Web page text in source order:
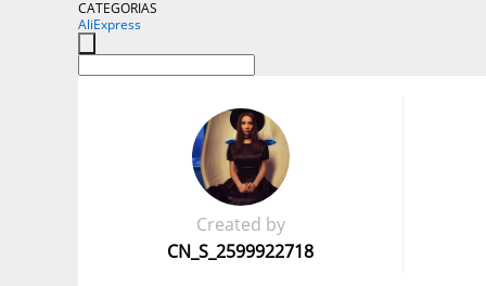
CATEGORIAS
AliExpress
Created by
CN_S_2599922718